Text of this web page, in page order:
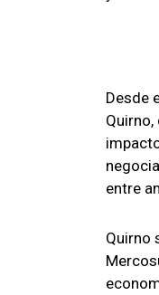
Desde
entre
Quirno